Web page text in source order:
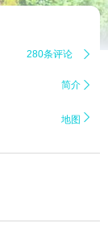
280条评论 
简介 
地图 